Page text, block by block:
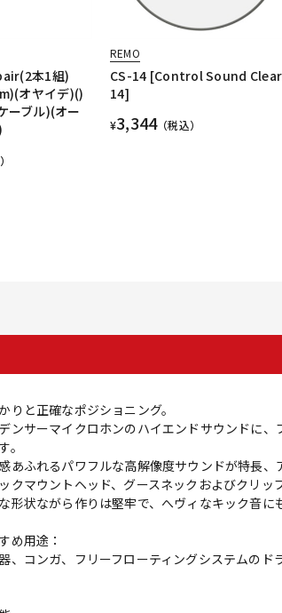
本1組)
オヤイデ)()
ーブル)(オー
REMO
CS-14 [Control Sound Clear
14]
¥3,344（税込）
りと正確なポジショニング。
ンサーマイクロホンのハイエンドサウンドに
。
あふれるパワフルな高解像度サウンドが特長
クマウントヘッド、グースネックおよびクリッ
形状ながら作りは堅牢で、へヴィなキック音に
め用途：
、コンガ、フリーフローティングシステムのド